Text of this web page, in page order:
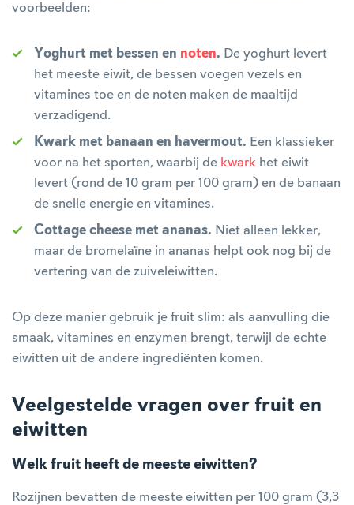
voorbeelden:
Yoghurt met bessen en noten. De yoghurt levert
het meeste eiwit, de bessen voegen vezels en
vitamines toe en de noten maken de maaltijd
verzadigend.
Kwark met banaan en havermout. Een klassieker
voor na het sporten, waarbij de kwark het eiwit
levert (rond de 10 gram per 100 gram) en de banaan
de snelle energie en vitamines.
Cottage cheese met ananas. Niet alleen lekker,
maar de bromelaïne in ananas helpt ook nog bij de
vertering van de zuiveleiwitten.
Op deze manier gebruik je fruit slim: als aanvulling die
smaak, vitamines en enzymen brengt, terwijl de echte
eiwitten uit de andere ingrediënten komen.
Veelgestelde vragen over fruit en
eiwitten
Welk fruit heeft de meeste eiwitten?
Rozijnen bevatten de meeste eiwitten per 100 gram (3,3